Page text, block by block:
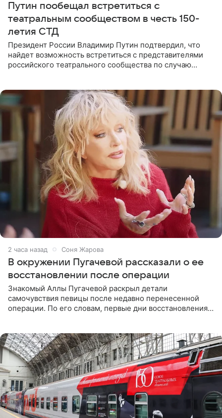
Путин пообещал встретиться с
театральным сообществом в честь 150-
летия СТД
Президент России Владимир Путин подтвердил, что
найдет возможность встретиться с представителями
российского театрального сообщества по случаю
2 часа назад Соня Жарова
В окружении Пугачевой рассказали о ее
восстановлении после операции
Знакомый Аллы Пугачевой раскрыл детали
самочувствия певицы после недавно перенесенной
операции. По его словам, первые дни восстановления